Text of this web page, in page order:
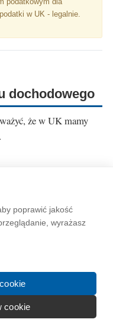
poprawić jakość
wyrażasz
cookie
w UK - legalnie.
dochodowego
że w UK mamy
0%
33,75%
39,35%